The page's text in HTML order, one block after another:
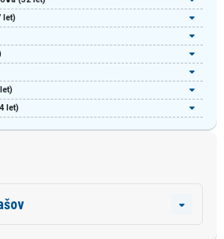
let)
let)